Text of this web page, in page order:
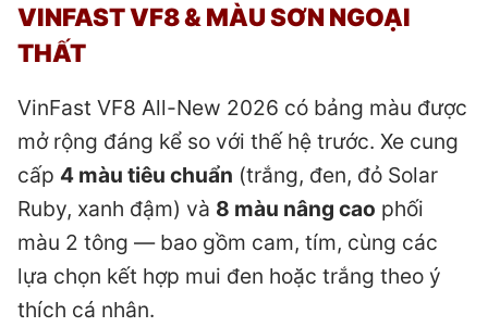
VINFAST VF8 & MÀU SƠN NGOẠI
THẤT
VinFast VF8 All-New 2026 có bảng màu được
mở rộng đáng kể so với thế hệ trước. Xe cung
cấp 4 màu tiêu chuẩn (trắng, đen, đỏ Solar
Ruby, xanh đậm) và 8 màu nâng cao phối
màu 2 tông — bao gồm cam, tím, cùng các
lựa chọn kết hợp mui đen hoặc trắng theo ý
thích cá nhân.